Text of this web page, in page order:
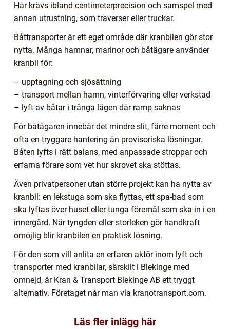
Här krävs ibland centimeterprecision och samspel med
annan utrustning, som traverser eller truckar.
Båttransporter är ett eget område där kranbilen gör stor
nytta. Många hamnar, marinor och båtägare använder
kranbil för:
– upptagning och sjösättning
– transport mellan hamn, vinterförvaring eller verkstad
– lyft av båtar i trånga lägen där ramp saknas
För båtägaren innebär det mindre slit, färre moment och
ofta en tryggare hantering än provisoriska lösningar.
Båten lyfts i rätt balans, med anpassade stroppar och
erfarna förare som vet hur skrovet ska stöttas.
Även privatpersoner utan större projekt kan ha nytta av
kranbil: en lekstuga som ska flyttas, ett spa-bad som
ska lyftas över huset eller tunga föremål som ska in i en
innergård. När tyngden eller storleken gör handkraft
omöjlig blir kranbilen en praktisk lösning.
För den som vill anlita en erfaren aktör inom lyft och
transporter med kranbilar, särskilt i Blekinge med
omnejd, är Kran & Transport Blekinge AB ett tryggt
alternativ. Företaget når man via kranotransport.com.
Läs fler inlägg här